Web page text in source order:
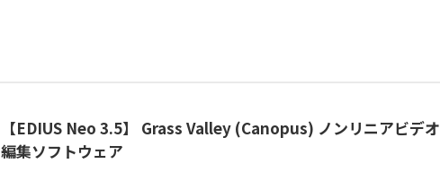
【EDIUS Neo 3.5】 Grass Valley (Canopus) ノンリニアビデオ
編集ソフトウェア